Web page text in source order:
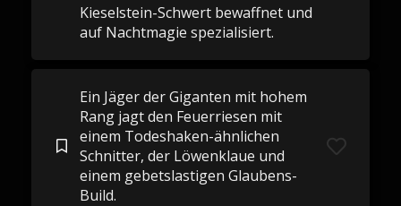
Kieselstein-Schwert bewaffnet und
auf Nachtmagie spezialisiert.
Ein Jäger der Giganten mit hohem
Rang jagt den Feuerriesen mit
einem Todeshaken-ähnlichen
Schnitter, der Löwenklaue und
einem gebetslastigen Glaubens-
Build.